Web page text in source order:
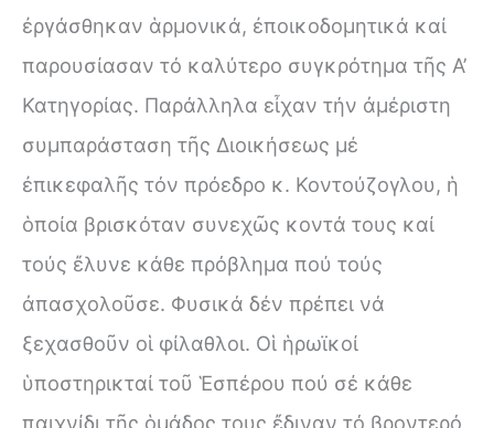
ἐργάσθηκαν ἁρμονικά, ἐποικοδομητικά καί
παρουσίασαν τό καλύτερο συγκρότημα τῆς Α’
Κατηγορίας. Παράλληλα εἶχαν τήν ἀμέριστη
συμπαράσταση τῆς Διοικήσεως μέ
ἐπικεφαλῆς τόν πρόεδρο κ. Κοντούζογλου, ἡ
ὁποία βρισκόταν συνεχῶς κοντά τους καί
τούς ἔλυνε κάθε πρόβλημα πού τούς
ἀπασχολοῦσε. Φυσικά δέν πρέπει νά
ξεχασθοῦν οἱ φίλαθλοι. Οἱ ἡρωϊκοί
ὑποστηρικταί τοῦ Ἑσπέρου πού σέ κάθε
παιχνίδι τῆς ὁμάδος τους ἔδιναν τό βροντερό